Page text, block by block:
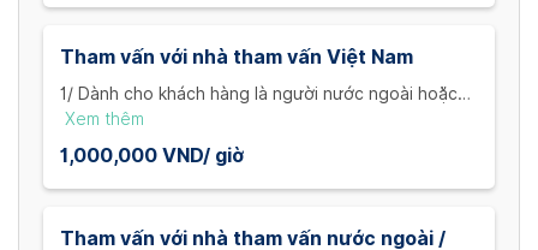
muộn hơn thời gian diễn ra cuộc hẹn thì phí vẫn
Tham vấn với nhà tham vấn Việt Nam
1/ Dành cho khách hàng là người nước ngoài hoặc
sử dụng ngôn ngữ không phải tiếng Việt.
2/ Thời lượng: 60 phút. Phí quá giờ sẽ tính sau 15
phút là 25% mức phí của một buổi tham vấn.
Lưu ý: Trường hợp đến trễ, hủy cuộc hẹn không
muộn hơn thời gian diễn ra cuộc hẹn thì phí vẫn
Xem thêm
1,000,000 VND/ giờ
Tham vấn với nhà tham vấn nước ngoài /